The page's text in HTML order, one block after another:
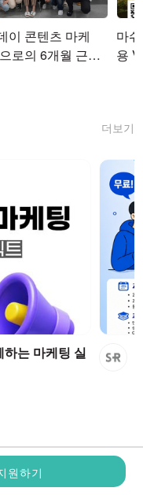
이 콘텐츠 마케
로의 6개월 근무
마쉬
용
더보기
는 마케팅 실
원하기